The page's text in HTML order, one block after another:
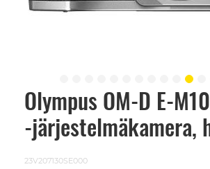
Olympus OM-D E-
-järjestelmäkamera,
23V207130SE000
Skip
beginning
images